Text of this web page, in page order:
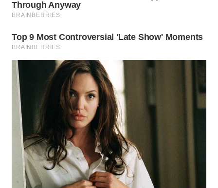
WN DELI
TEBING
PAKPAK
WN
KARAWANG
WN
BEKASI